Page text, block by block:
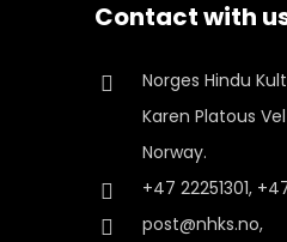
Contact with
Norges Hindu
Karen Platous
Norway.
+47 22251301,
post@nhks.no,